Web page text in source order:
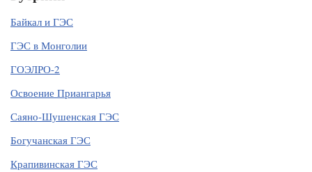
Байкал и ГЭС
ГЭС в Монголии
ГОЭЛРО-2
Освоение Приангарья
Саяно-Шушенская ГЭС
Богучанская ГЭС
Крапивинская ГЭС